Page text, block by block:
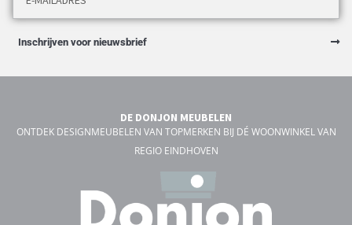
Inschrijven voor nieuwsbrief
DE DONJON MEUBELEN
ONTDEK DESIGNMEUBELEN VAN TOPMERKEN BIJ DÉ WOONWINKEL VAN
REGIO EINDHOVEN